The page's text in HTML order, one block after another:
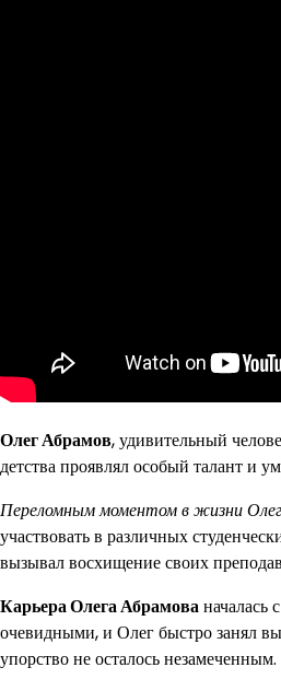
Олег Абрамов, удивительный
детства проявлял особый талант и
Переломным моментом в жизни
участвовать в различных
вызывал восхищение своих
Карьера Олега Абрамованачалась
очевидными, и Олег быстро занял
упорство не осталось незамеченным.